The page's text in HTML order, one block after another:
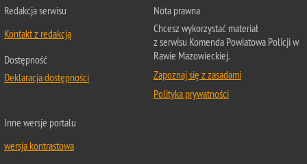
Redakcja serwisu
Kontakt z redakcją
Dostępność
Deklaracja dostępności
Nota prawna
Chcesz wykorzystać materiał
z serwisu Komenda Powiatowa Policji w
Rawie Mazowieckiej.
Zapoznaj się z zasadami
Polityka prywatności
Inne wersje portalu
wersja kontrastowa